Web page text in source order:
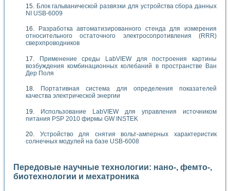
Блок гальванической развязки для устройства сбора данных
NI USB-6009
Разработка автоматизированного стенда для измерения
относительного остаточного электросопротивления (RRR)
сверхпроводников
Применение среды LabVIEW для построения картины
возбуждения комбинационных колебаний в пространстве Ван
Дер Поля
Портативная система для определения показателей
качества электрической энергии
Использование LabVIEW для управления источником
питания PSP 2010 фирмы GW INSTEK
Устройство для снятия вольт-амперных характеристик
солнечных модулей на базе USB-6008
Передовые научные технологии: нано-, фемто-,
биотехнологии и мехатроника